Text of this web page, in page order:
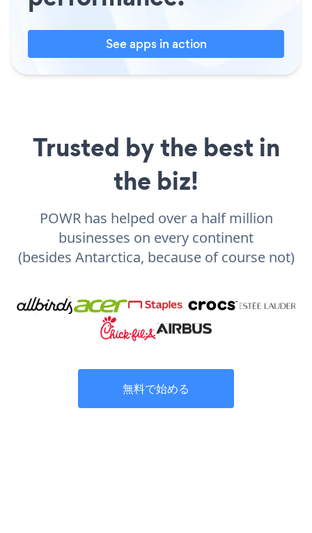
See apps in action
Trusted by the best in
the biz!
POWR has helped over a half million
businesses on every continent
(besides Antarctica, because of course not)
無料で始める